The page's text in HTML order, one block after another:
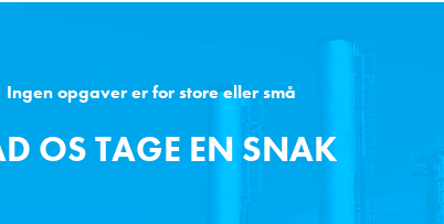
Ingen opgaver er for store eller små
OS TAGE EN SNAK